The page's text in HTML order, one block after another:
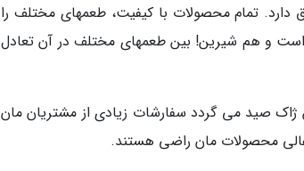
تمام محصولات با کیفیت، طعمهای مختلف را
و هم شیرین! بین طعمهای مختلف در آن تعادل
سالانه 500 هزار تن صدف سن ژاک صید می گردد سفارشات زیادی از مشتریان مان
محصولات مان راضی هستند.